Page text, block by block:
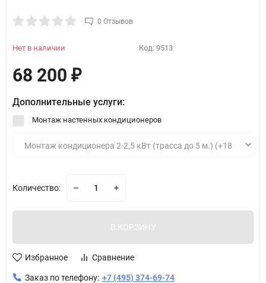
0 Отзывов
Код: 9513
Нет в наличии
68 200 ₽
Дополнительные услуги:
Монтаж настенных кондиционеров
Количество:
В КОРЗИНУ
Избранное Сравнение
Заказ по телефону: +7 (495) 374-69-74